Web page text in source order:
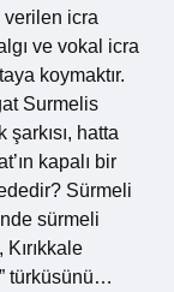
verilen icra
ve vokal icra
koymaktır.
Surmelis
hatta
kapalı bir
Sürmeli
sürmeli
türküsünü…